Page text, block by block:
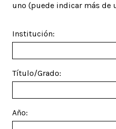
uno (puede indicar más de
Institución:
Título/Grado:
Año: